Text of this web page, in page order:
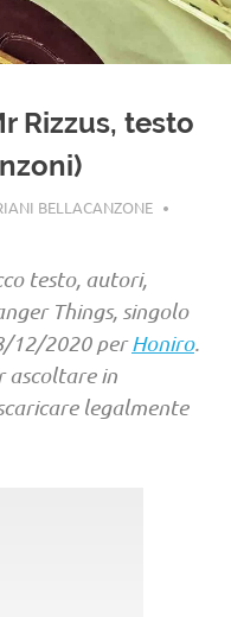
Rizzus, testo
BELLACANZONE
testo, autori,
Things, singolo
12/2020 perHoniro.
ascoltare in
legalmente